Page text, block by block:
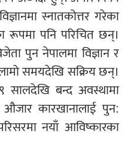
स्नातकोत्तर गरेका
रूपमा पनि परिचित छन्।
पुन नेपालमा विज्ञान र
समयदेखि सक्रिय छन्।
बन्द अवस्थामा
कारखानालाई पुन:
नयाँ आविष्कारका